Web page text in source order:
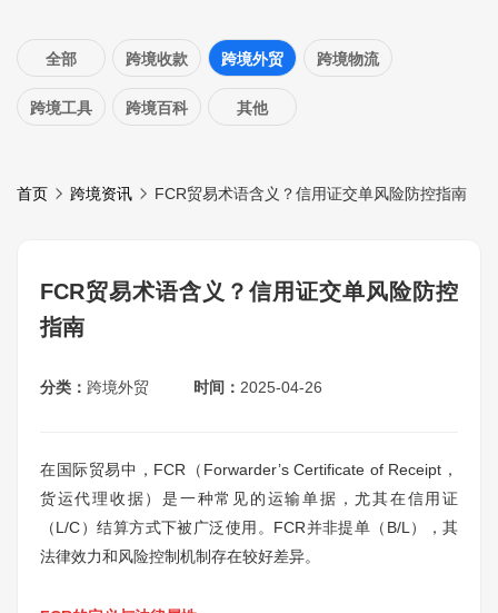
全部 跨境收款 跨境外贸 跨境物流
跨境工具 跨境百科 其他
首页 跨境资讯 FCR贸易术语含义？信用证交单风险防控指南
FCR贸易术语含义？信用证交单风险防控
指南
分类： 跨境外贸 时间： 2025-04-26
在国际贸易中，FCR（Forwarder’s Certificate of Receipt，
货运代理收据）是一种常见的运输单据，尤其在信用证
（L/C）结算方式下被广泛使用。FCR并非提单（B/L），其
法律效力和风险控制机制存在较好差异。